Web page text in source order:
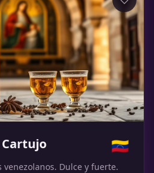
🇻🇪
venezolanos. Dulce y fuerte.